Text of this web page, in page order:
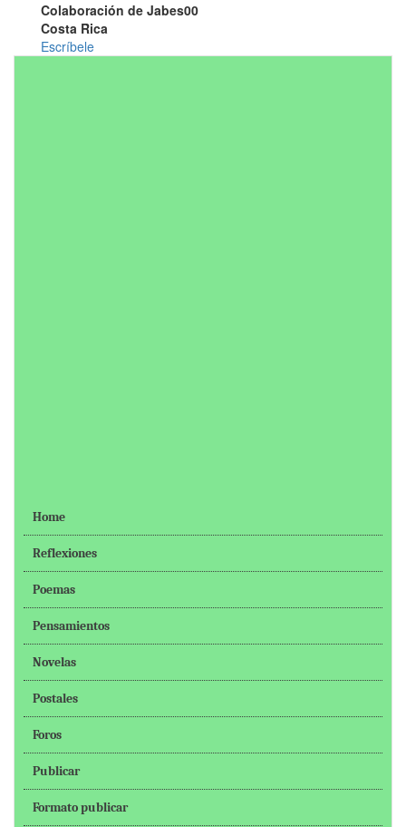
Colaboración de Jabes00
Costa Rica
Escríbele
Home
Reflexiones
Poemas
Pensamientos
Novelas
Postales
Foros
Publicar
Formato publicar